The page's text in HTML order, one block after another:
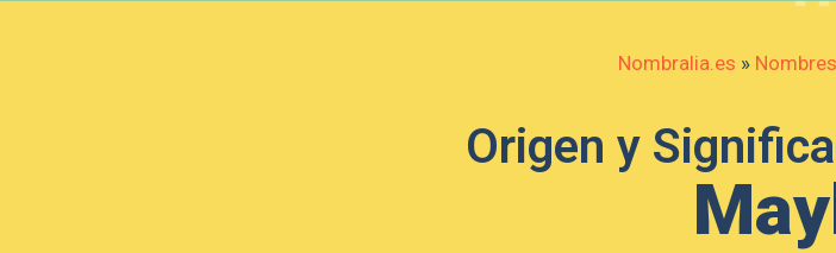
Nombralia.es »
Origen y